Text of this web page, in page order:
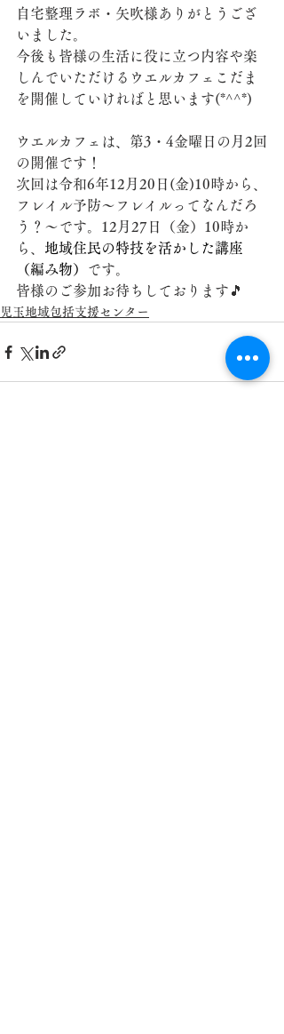
自宅整理ラボ・矢吹様ありがとうござ
いました。
今後も皆様の生活に役に立つ内容や楽
しんでいただけるウエルカフェこだま
を開催していければと思います(*^^*)
ウエルカフェは、第3・4金曜日の月2回
の開催です！
次回は令和6年12月20日(金)10時から、
フレイル予防～フレイルってなんだろ
う？～です。12月27日（金）10時か
ら、 地域住民の特技を活かした講座
（編み物）
です。
皆様のご参加お待ちしております🎵
児玉地域包括支援センター